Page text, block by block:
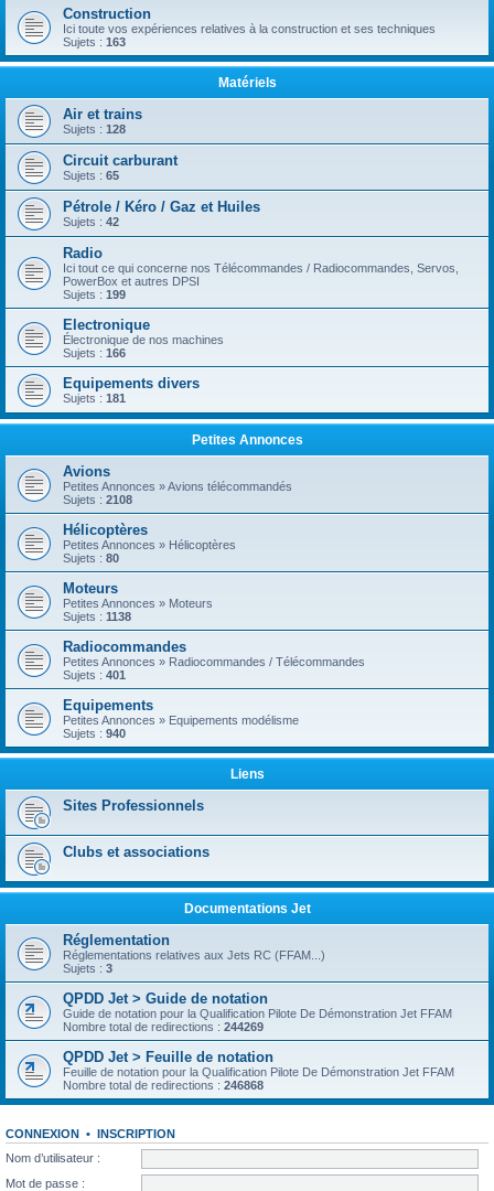
Construction
Ici toute vos expériences relatives à la construction et ses techniques
Sujets : 163
Matériels
Air et trains
Sujets : 128
Circuit carburant
Sujets : 65
Pétrole / Kéro / Gaz et Huiles
Sujets : 42
Radio
Ici tout ce qui concerne nos Télécommandes / Radiocommandes, Servos,
PowerBox et autres DPSI
Sujets : 199
Electronique
Électronique de nos machines
Sujets : 166
Equipements divers
Sujets : 181
Petites Annonces
Avions
Petites Annonces » Avions télécommandés
Sujets : 2108
Hélicoptères
Petites Annonces » Hélicoptères
Sujets : 80
Moteurs
Petites Annonces » Moteurs
Sujets : 1138
Radiocommandes
Petites Annonces » Radiocommandes / Télécommandes
Sujets : 401
Equipements
Petites Annonces » Equipements modélisme
Sujets : 940
Liens
Sites Professionnels
Clubs et associations
Documentations Jet
Réglementation
Réglementations relatives aux Jets RC (FFAM...)
Sujets : 3
QPDD Jet > Guide de notation
Guide de notation pour la Qualification Pilote De Démonstration Jet FFAM
Nombre total de redirections : 244269
QPDD Jet > Feuille de notation
Feuille de notation pour la Qualification Pilote De Démonstration Jet FFAM
Nombre total de redirections : 246868
CONNEXION • INSCRIPTION
Nom d’utilisateur :
Mot de passe :